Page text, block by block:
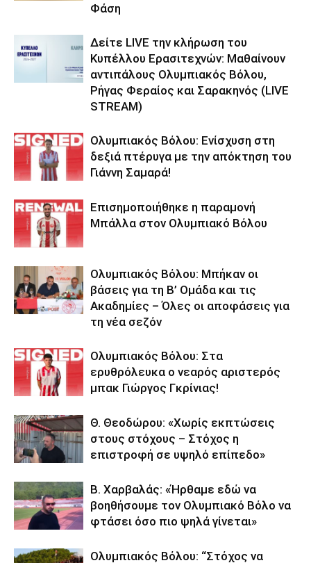
Φάση
Δείτε LIVE την κλήρωση του
Κυπέλλου Ερασιτεχνών: Μαθαίνουν
αντιπάλους Ολυμπιακός Βόλου,
Ρήγας Φεραίος και Σαρακηνός (LIVE
STREAM)
Ολυμπιακός Βόλου: Ενίσχυση στη
δεξιά πτέρυγα με την απόκτηση του
Γιάννη Σαμαρά!
Επισημοποιήθηκε η παραμονή
Μπάλλα στον Ολυμπιακό Βόλου
Ολυμπιακός Βόλου: Μπήκαν οι
βάσεις για τη Β’ Ομάδα και τις
Ακαδημίες – Όλες οι αποφάσεις για
τη νέα σεζόν
Ολυμπιακός Βόλου: Στα
ερυθρόλευκα ο νεαρός αριστερός
μπακ Γιώργος Γκρίνιας!
Θ. Θεοδώρου: «Χωρίς εκπτώσεις
στους στόχους – Στόχος η
επιστροφή σε υψηλό επίπεδο»
Β. Χαρβαλάς: «Ήρθαμε εδώ να
βοηθήσουμε τον Ολυμπιακό Βόλο να
φτάσει όσο πιο ψηλά γίνεται»
Ολυμπιακός Βόλου: “Στόχος να